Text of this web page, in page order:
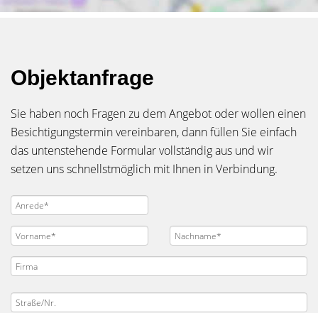
Objektanfrage
Sie haben noch Fragen zu dem Angebot oder wollen einen
Besichtigungstermin vereinbaren, dann füllen Sie einfach
das untenstehende Formular vollständig aus und wir
setzen uns schnellstmöglich mit Ihnen in Verbindung.